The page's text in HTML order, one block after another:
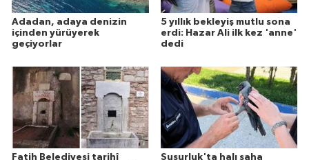
Adadan, adaya denizin
içinden yürüyerek
geçiyorlar
5 yıllık bekleyiş mutlu sona
erdi: Hazar Ali ilk kez 'anne'
dedi
Fatih Belediyesi tarihî
Susurluk'ta halı saha